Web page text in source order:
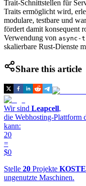
Trait-Schnittstellen für
Traits ermöglicht wird,
modulare, testbare und
fördert damit konsequent
Verwendung von
skalierbare Rust-Dienste
Share this article
Wir sind Leapcell,
die Webhosting-Plattform
kann:
20
=
$0
Stelle 20 Projekte
ungenutzte Maschinen.